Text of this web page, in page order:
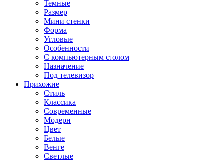
Темные
Размер
Мини стенки
Форма
Угловые
Особенности
С компьютерным столом
Назначение
Под телевизор
Прихожие
Стиль
Классика
Современные
Модерн
Цвет
Белые
Венге
Светлые